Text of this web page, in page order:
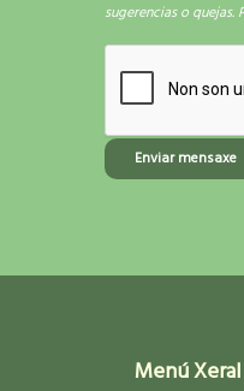
sugerencias o
Enviar mensaxe
Menú Xeral